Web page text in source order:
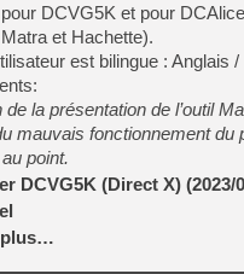
DCVG5K et pour
et Hachette).
est bilingue : Anglais
la présentation de l’outil
mauvais fonctionnement du
point.
DCVG5K (Direct X) (2023/
plus…